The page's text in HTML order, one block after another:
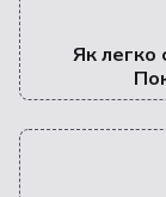
Як легко